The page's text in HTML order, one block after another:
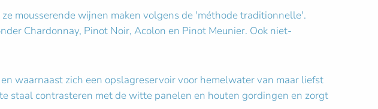
mousserende wijnen maken volgens de 'méthode traditionnelle'.
Chardonnay, Pinot Noir, Acolon en Pinot Meunier. Ook niet-
waarnaast zich een opslagreservoir voor hemelwater van maar liefst
staal contrasteren met de witte panelen en houten gordingen en zorgt